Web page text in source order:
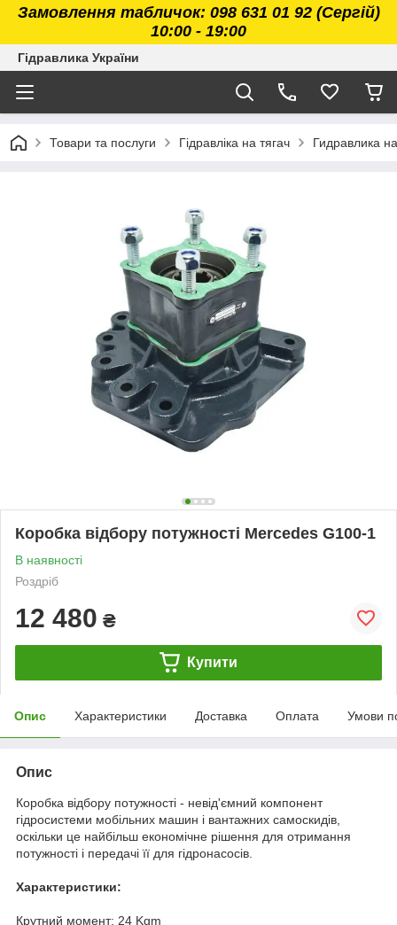
Замовлення табличок: 098 631 01 92 (Сергій)
10:00 - 19:00
Гідравлика України
Товари та послуги Гідравліка на тягач Гидравлика
Коробка відбору потужності Mercedes G100-1
В наявності
Роздріб
12 480 ₴
Купити
Опис Характеристики Доставка Оплата Умови
Опис
Коробка відбору потужності - невід'ємний компонент
гідросистеми мобільних машин і вантажних самоскидів,
оскільки це найбільш економічне рішення для отримання
потужності і передачі її для гідронасосів.
Характеристики:
Крутний момент: 24 Kgm